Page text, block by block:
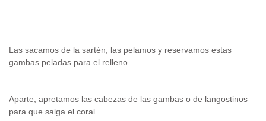
Las sacamos de la sartén, las pelamos y reservamos estas
gambas peladas para el relleno
Aparte, apretamos las cabezas de las gambas o de langostinos
para que salga el coral